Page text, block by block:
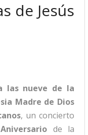
de Jesús
las nueve de la
Madre de Dios
, un concierto
Aniversario de la